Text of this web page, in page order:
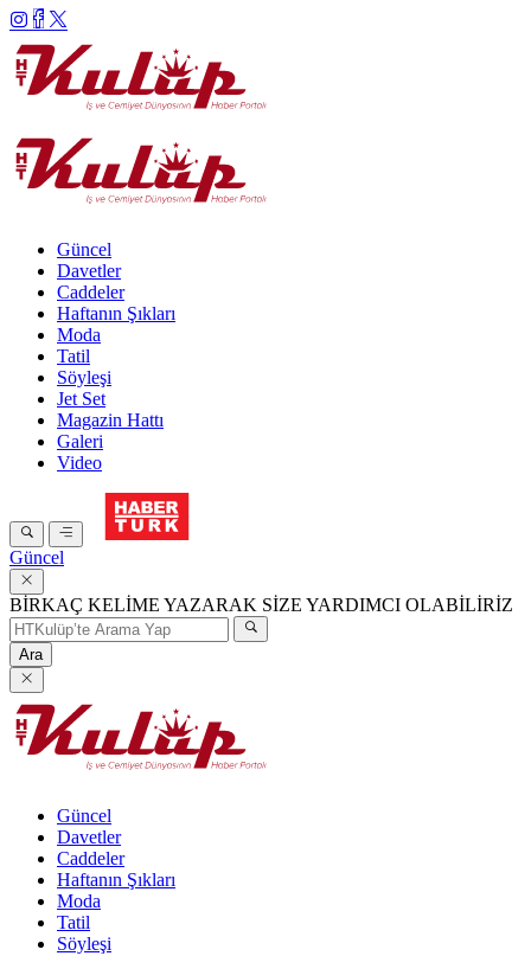
Güncel
Davetler
Caddeler
Haftanın Şıkları
Moda
Tatil
Söyleşi
Jet Set
Magazin Hattı
Galeri
Video
Güncel
BİRKAÇ KELİME YAZARAK SİZE YARDIMCI OLABİLİRİZ
Ara
Güncel
Davetler
Caddeler
Haftanın Şıkları
Moda
Tatil
Söyleşi